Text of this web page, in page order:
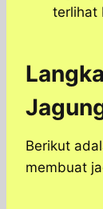
terlihat
Berikut
membuat